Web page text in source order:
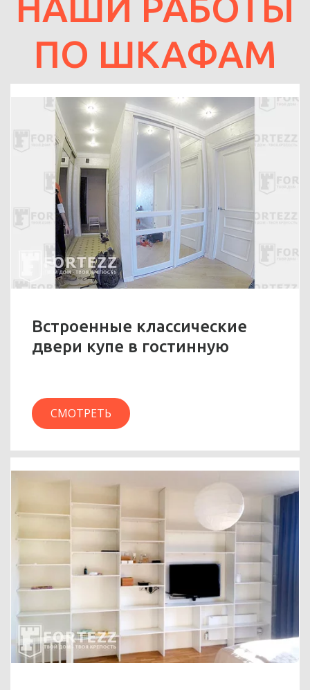
НАШИ РАБОТЫ
ПО ШКАФАМ
Встроенные классические
двери купе в гостинную
СМОТРЕТЬ